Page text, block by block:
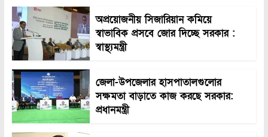
অপ্রয়োজনীয় সিজারিয়ান কমিয়ে
স্বাভাবিক প্রসবে জোর দিচ্ছে সরকার :
স্বাস্থ্যমন্ত্রী
জেলা-উপজেলার হাসপাতালগুলোর
সক্ষমতা বাড়াতে কাজ করছে সরকার:
প্রধানমন্ত্রী